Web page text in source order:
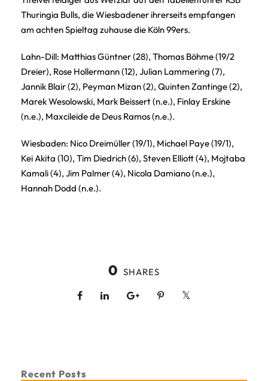
Thuringia Bulls, die Wiesbadener ihrerseits empfangen
am achten Spieltag zuhause die Köln 99ers.
Lahn-Dill: Matthias Güntner (28), Thomas Böhme (19/2
Dreier), Rose Hollermann (12), Julian Lammering (7),
Jannik Blair (2), Peyman Mizan (2), Quinten Zantinge (2),
Marek Wesolowski, Mark Beissert (n.e.), Finlay Erskine
(n.e.), Maxcileide de Deus Ramos (n.e.).
Wiesbaden: Nico Dreimüller (19/1), Michael Paye (19/1),
Kei Akita (10), Tim Diedrich (6), Steven Elliott (4), Mojtaba
Kamali (4), Jim Palmer (4), Nicola Damiano (n.e.),
Hannah Dodd (n.e.).
0 SHARES
Recent Posts